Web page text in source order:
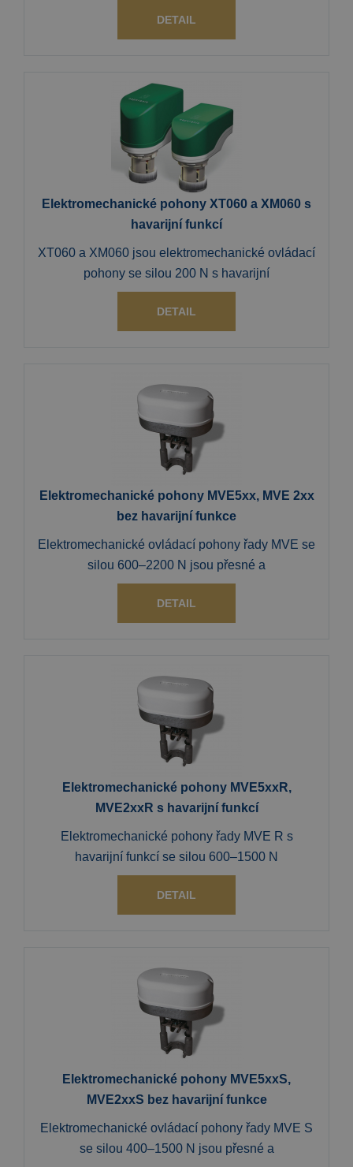
DETAIL
Elektromechanické pohony XT060 a XM060 s
havarijní funkcí
XT060 a XM060 jsou elektromechanické ovládací
pohony se silou 200 N s havarijní
DETAIL
Elektromechanické pohony MVE5xx, MVE 2xx
bez havarijní funkce
Elektromechanické ovládací pohony řady MVE se
silou 600–2200 N jsou přesné a
DETAIL
Elektromechanické pohony MVE5xxR,
MVE2xxR s havarijní funkcí
Elektromechanické pohony řady MVE R s
havarijní funkcí se silou 600–1500 N
DETAIL
Elektromechanické pohony MVE5xxS,
MVE2xxS bez havarijní funkce
Elektromechanické ovládací pohony řady MVE S
se silou 400–1500 N jsou přesné a